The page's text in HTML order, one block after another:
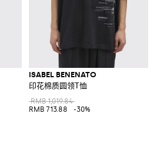
ISABEL BENENATO
印花棉质圆领T恤
RMB 1,019.84
RMB 713.88
-30%